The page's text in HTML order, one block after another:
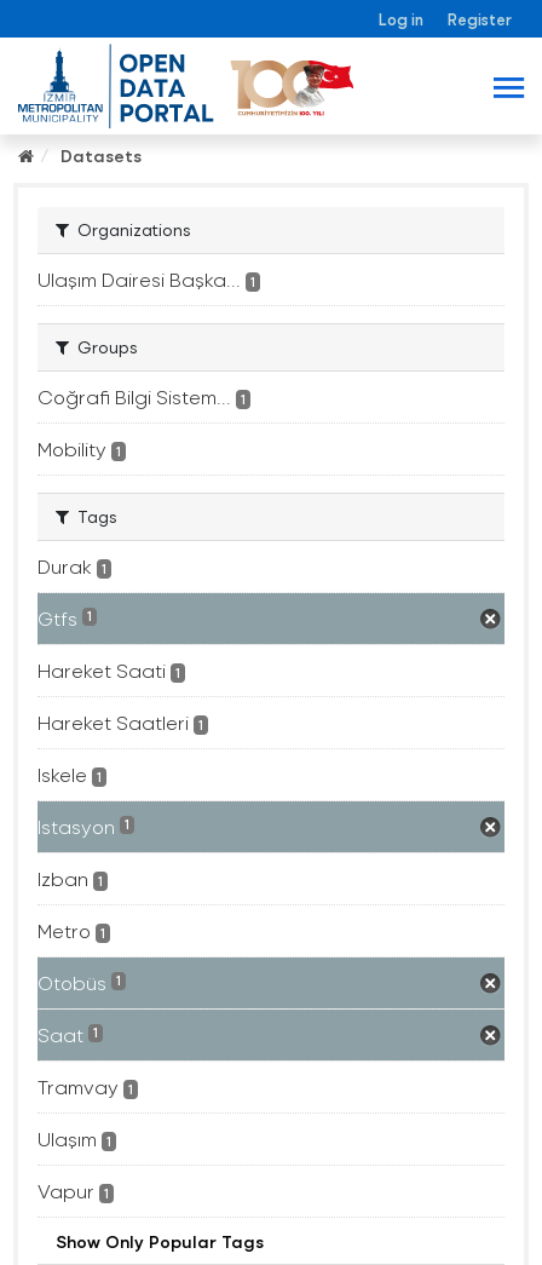
Log in Register
Datasets
Organizations
Ulaşım Dairesi Başka... 1
Groups
Coğrafi Bilgi Sistem... 1
Mobility 1
Tags
Durak 1
Gtfs 1
Hareket Saati 1
Hareket Saatleri 1
Iskele 1
Istasyon 1
Izban 1
Metro 1
Otobüs 1
Saat 1
Tramvay 1
Ulaşım 1
Vapur 1
Show Only Popular Tags